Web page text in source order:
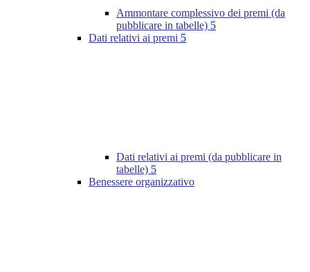
Ammontare complessivo dei premi (da
pubblicare in tabelle) 5
Dati relativi ai premi 5
Dati relativi ai premi (da pubblicare in
tabelle) 5
Benessere organizzativo